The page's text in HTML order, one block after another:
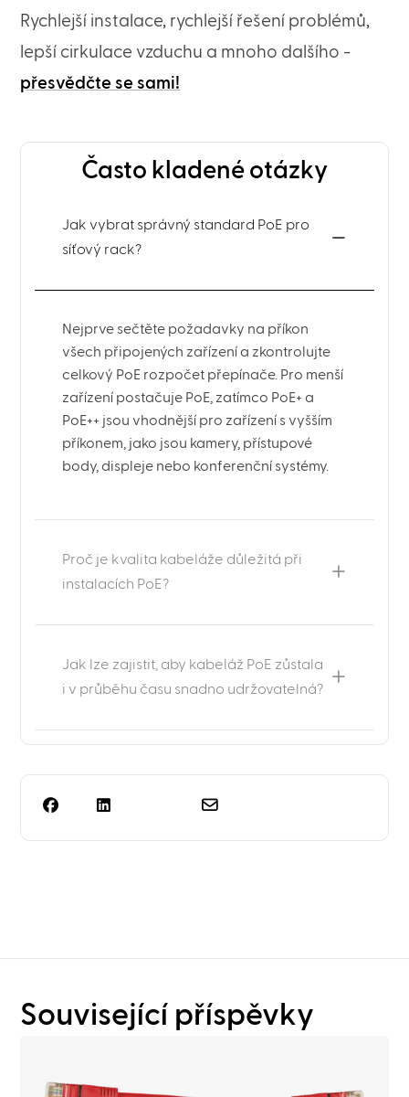
Rychlejší instalace, rychlejší řešení problémů,
lepší cirkulace vzduchu a mnoho dalšího -
přesvědčte se sami!
Často kladené otázky
Jak vybrat správný standard PoE pro
síťový rack?
Nejprve sečtěte požadavky na příkon
všech připojených zařízení a zkontrolujte
celkový PoE rozpočet přepínače. Pro menší
zařízení postačuje PoE, zatímco PoE+ a
PoE++ jsou vhodnější pro zařízení s vyšším
příkonem, jako jsou kamery, přístupové
body, displeje nebo konferenční systémy.
Proč je kvalita kabeláže důležitá při
instalacích PoE?
Jak lze zajistit, aby kabeláž PoE zůstala
i v průběhu času snadno udržovatelná?
Související příspěvky